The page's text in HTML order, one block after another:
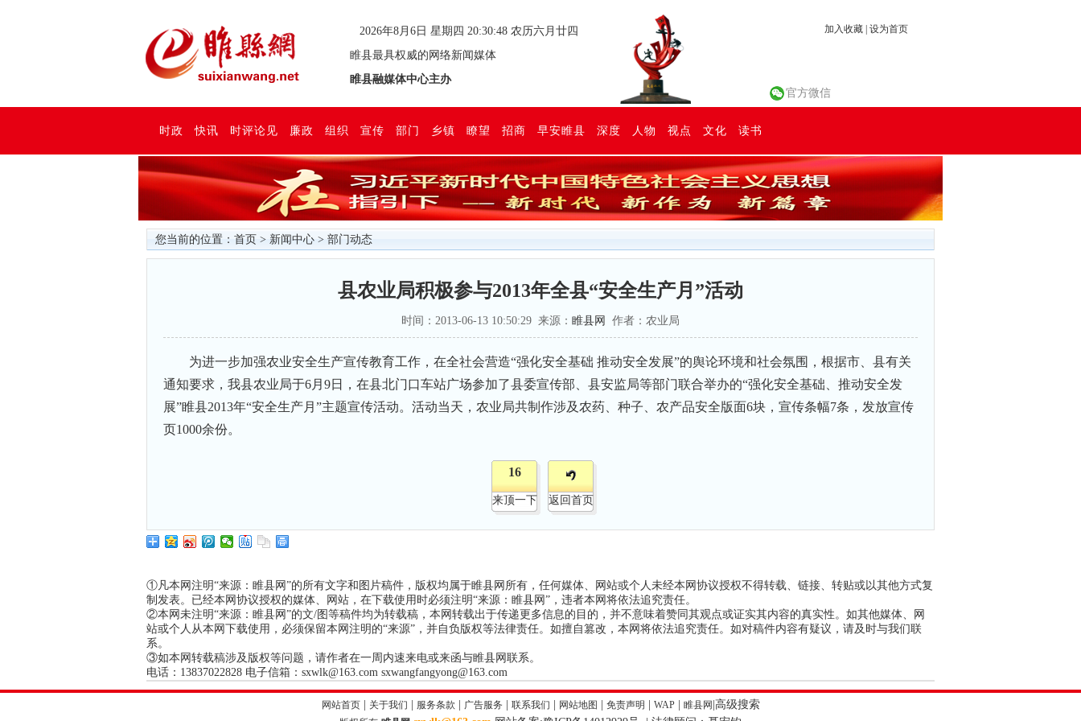
2026年8月6日 星期四 20:30:48 农历六月廿四
睢县最具权威的网络新闻媒体
睢县融媒体中心主办
加入收藏 设为首页
官方微信
时政 快讯 时评论见 廉政 组织 宣传 部门 乡镇 瞭望 招商 早安睢县 深度 人物 视点 文化 读书
您当前的位置： 首页 > 新闻中心 > 部门动态
县农业局积极参与2013年全县“安全生产月”活动
时间：2013-06-13 10:50:29 来源： 睢县网 作者：农业局
为进一步加强农业安全生产宣传教育工作，在全社会营造“强化安全基础 推动安全发展”的舆论环境和社会氛围，根据市、县有关
通知要求，我县农业局于6月9日，在县北门口车站广场参加了县委宣传部、县安监局等部门联合举办的“强化安全基础、推动安全发
展”睢县2013年“安全生产月”主题宣传活动。活动当天，农业局共制作涉及农药、种子、农产品安全版面6块，宣传条幅7条，发放宣传
页1000余份。
16
来顶一下 返回首页
①凡本网注明“来源：睢县网”的所有文字和图片稿件，版权均属于睢县网所有，任何媒体、网站或个人未经本网协议授权不得转载、链接、转贴或以其他方式复
制发表。已经本网协议授权的媒体、网站，在下载使用时必须注明“来源：睢县网”，违者本网将依法追究责任。
②本网未注明“来源：睢县网”的文/图等稿件均为转载稿，本网转载出于传递更多信息的目的，并不意味着赞同其观点或证实其内容的真实性。如其他媒体、网
站或个人从本网下载使用，必须保留本网注明的“来源”，并自负版权等法律责任。如擅自篡改，本网将依法追究责任。如对稿件内容有疑议，请及时与我们联
系。
③如本网转载稿涉及版权等问题，请作者在一周内速来电或来函与睢县网联系。
电话：13837022828 电子信箱：sxwlk@163.com sxwangfangyong@163.com
网站首页| 关于我们 服务条款 广告服务 联系我们 网站地图 免责声明 WAP| 睢县网 高级搜索